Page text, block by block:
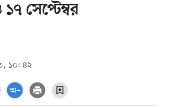
সেপ্টেম্বর
১০: ৪২